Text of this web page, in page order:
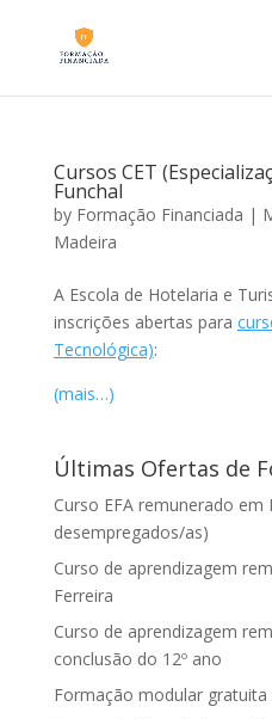
Cursos CET
Funchal
by Formação Financiada |
Madeira
A Escola de Hotelaria e
inscrições abertas para
Tecnológica):
(mais…)
Últimas Ofertas de
Curso EFA remunerado em
desempregados/as)
Curso de aprendizagem
Ferreira
Curso de aprendizagem
conclusão do 12º ano
Formação modular gratuita